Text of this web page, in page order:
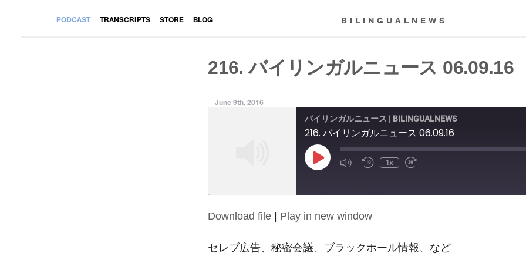
PODCAST TRANSCRIPTS STORE BLOG BILINGUALNEWS
216. バイリンガルニュース 06.09.16
June 9th, 2016
バイリンガルニュース | BILINGUALNEWS
216. バイリンガルニュース 06.09.16
Play
Episode
1x
SHARE
LINK
Download file | Play in new window
セレブ広告、秘密会議、ブラックホール情報、など